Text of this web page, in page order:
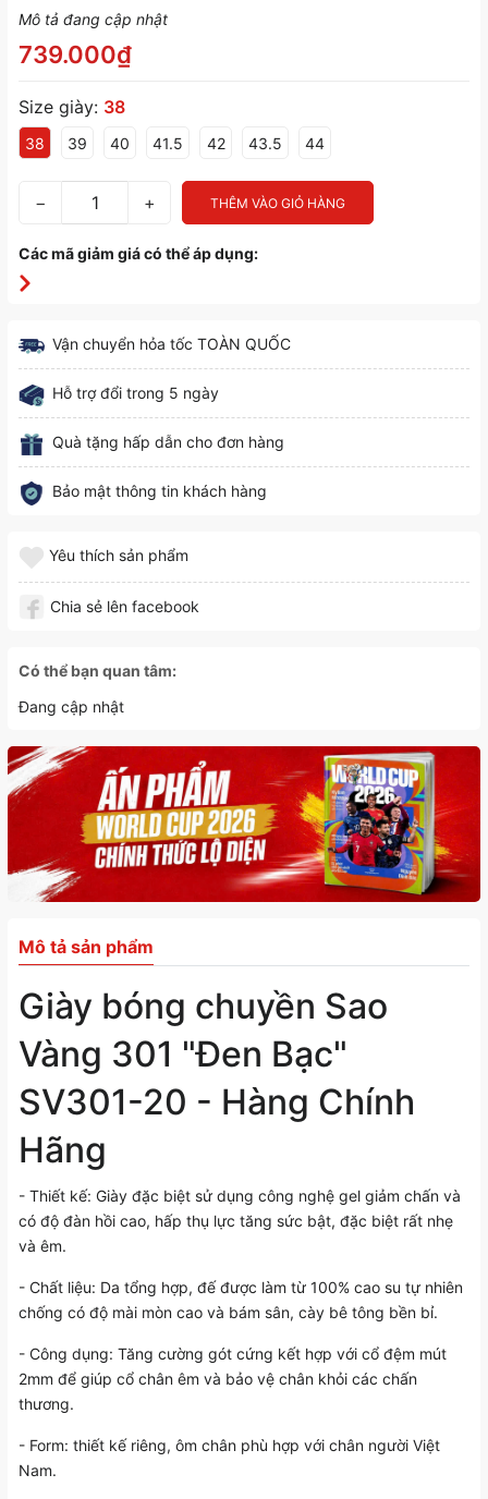
Mô tả đang cập nhật
739.000₫
Size giày: 38
38 39 40 41.5 42 43.5 44
− + THÊM VÀO GIỎ HÀNG
Các mã giảm giá có thể áp dụng:
Vận chuyển hỏa tốc TOÀN QUỐC
Hỗ trợ đổi trong 5 ngày
Quà tặng hấp dẫn cho đơn hàng
Bảo mật thông tin khách hàng
Yêu thích sản phẩm
Chia sẻ lên facebook
Có thể bạn quan tâm:
Đang cập nhật
Mô tả sản phẩm
Giày bóng chuyền Sao
Vàng 301 "Đen Bạc"
SV301-20 - Hàng Chính
Hãng
- Thiết kế: Giày đặc biệt sử dụng công nghệ gel giảm chấn và
có độ đàn hồi cao, hấp thụ lực tăng sức bật, đặc biệt rất nhẹ
và êm.
- Chất liệu: Da tổng hợp, đế được làm từ 100% cao su tự nhiên
chống có độ mài mòn cao và bám sân, cày bê tông bền bỉ.
- Công dụng: Tăng cường gót cứng kết hợp với cổ đệm mút
2mm để giúp cổ chân êm và bảo vệ chân khỏi các chấn
thương.
- Form: thiết kế riêng, ôm chân phù hợp với chân người Việt
Nam.